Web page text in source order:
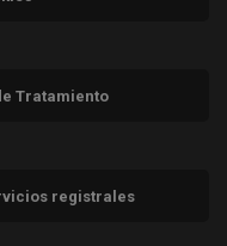
Tratamiento
registrales